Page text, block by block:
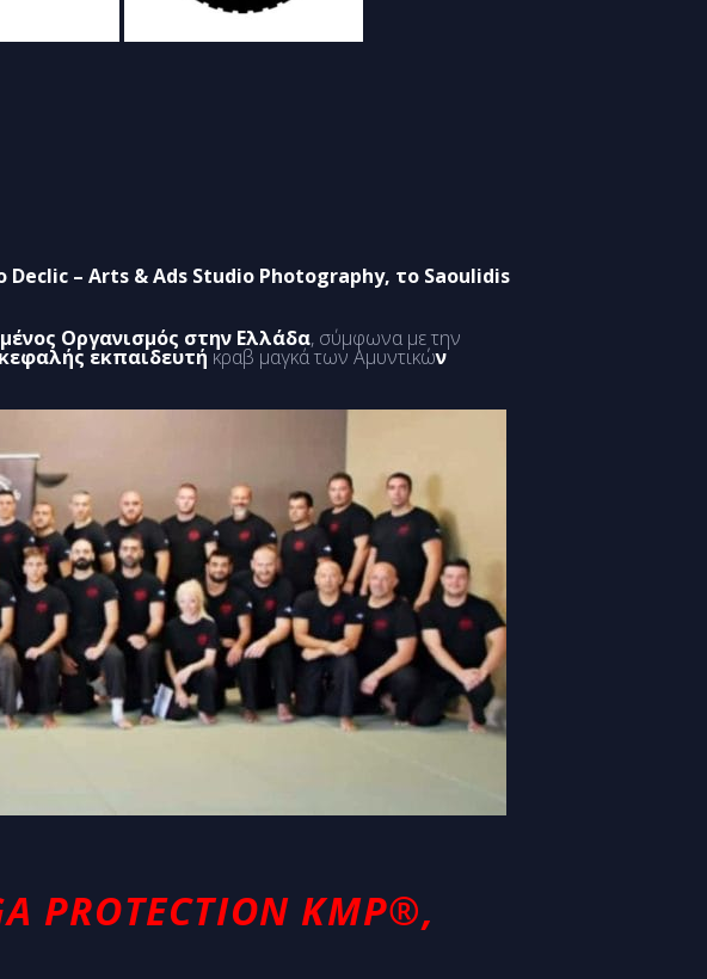
Declic – Arts & Ads Studio Photography, το Saoulidis
Οργανισμός στην Ελλάδα, σύμφωνα με την
εκπαιδευτή κραβ μαγκά των Αμυντικών
PROTECTION KMP®,